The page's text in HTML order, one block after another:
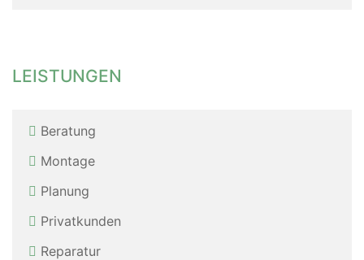
LEISTUNGEN
Beratung
Montage
Planung
Privatkunden
Reparatur